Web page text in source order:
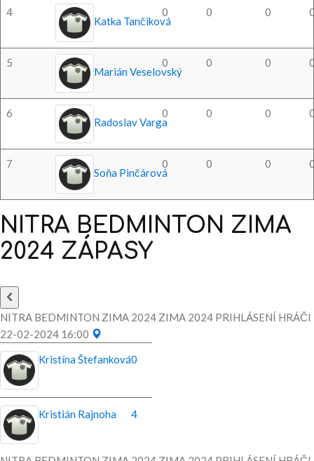
4
Katka Tančiková
0 0 0
5
Marián Veselovský
0 0 0
6
Radoslav Varga
0 0 0
7
Soňa Pinčárová
0 0 0
NITRA BEDMINTON ZIMA
2024 ZÁPASY
NITRA BEDMINTON ZIMA 2024 ZIMA 2024 PRIHLÁSENÍ HRÁČI
22-02-2024 16:00
Kristína Štefanková0
Kristián Rajnoha 4